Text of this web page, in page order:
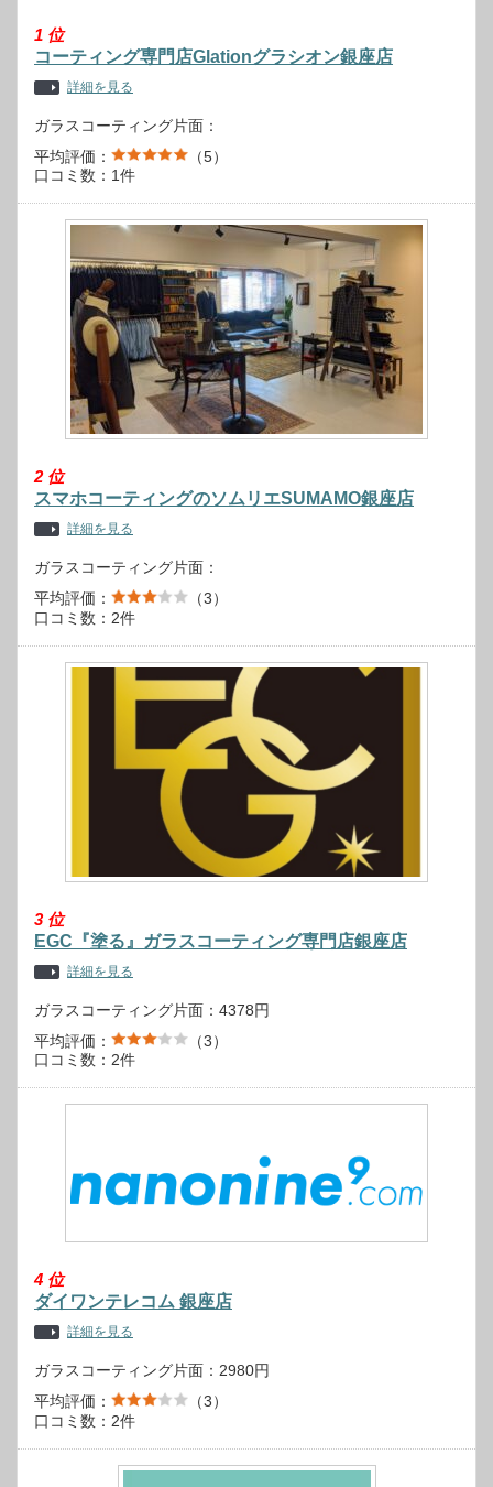
1 位
コーティング専門店Glationグラシオン銀座店
詳細を見る
ガラスコーティング片面：
平均評価：
（5）
口コミ数：1件
2位
スマホコーティングのソムリエSUMAMO銀座店
詳細を見る
ガラスコーティング片面：
平均評価：
（3）
口コミ数：2件
3位
EGC『塗る』ガラスコーティング専門店銀座店
詳細を見る
ガラスコーティング片面：4378円
平均評価：
（3）
口コミ数：2件
4 位
ダイワンテレコム 銀座店
詳細を見る
ガラスコーティング片面：2980円
平均評価：
（3）
口コミ数：2件